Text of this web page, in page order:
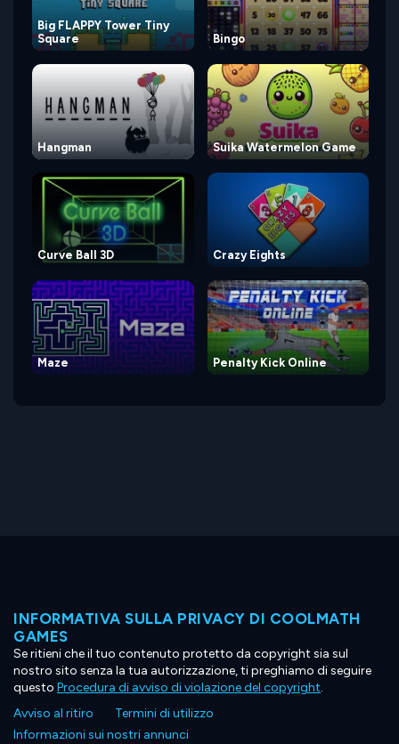
Big FLAPPY Tower Tiny
Square
Bingo
Hangman Suika Watermelon Game
Curve Ball 3D Crazy Eights
Maze Penalty Kick Online
INFORMATIVA SULLA PRIVACY DI COOLMATH
GAMES
Se ritieni che il tuo contenuto protetto da copyright sia sul
nostro sito senza la tua autorizzazione, ti preghiamo di seguire
questo Procedura di avviso di violazione del copyright.
Avviso al ritiro
Termini di utilizzo
Informazioni sui nostri annunci